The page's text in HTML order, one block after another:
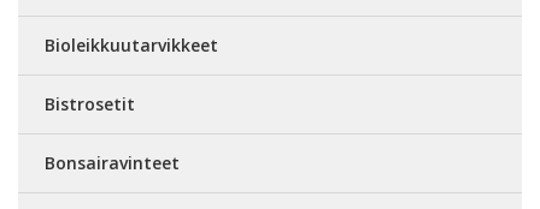
Bioleikkuutarvikkeet
Bistrosetit
Bonsairavinteet